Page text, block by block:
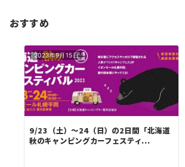
おすすめ
2023年9月15日
9/23（土）～24（日）の2日間「北海道
秋のキャンピングカーフェスティ...